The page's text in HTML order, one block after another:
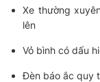
Xe thường
lên
Vỏ bình có dấu
Đèn báo ắc quy